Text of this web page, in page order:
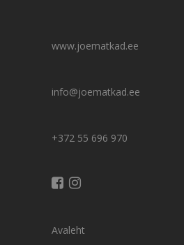
www.joematkad.ee
info@joematkad.ee
+372 55 696 970
Avaleht